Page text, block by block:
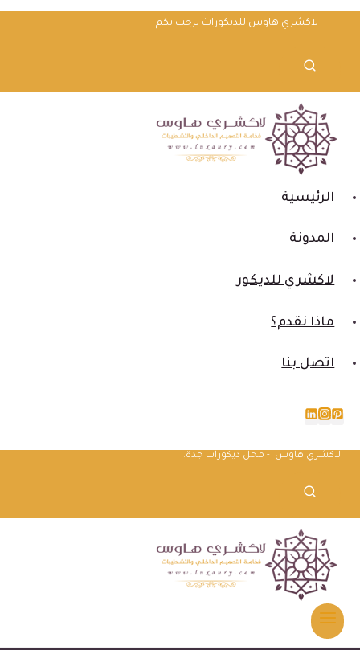
التجاوز
المحتوى
لاكشري هاوس للديكورات ترحب بكم
الرئيسية
المدونة
لاكشري للديكور
ماذا نقدم؟
اتصل بنا
لاكشري هاوس - محل ديكورات جدة.